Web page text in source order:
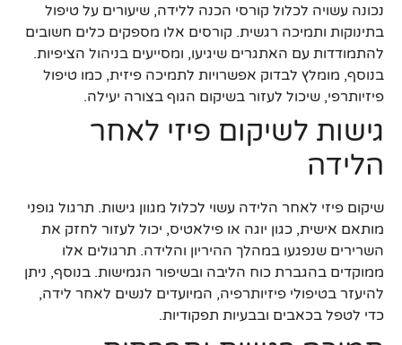
נכונה עשויה לכלול קורסי הכנה ללידה, שיעורים על טיפול
בתינוקות ותמיכה רגשית. קורסים אלו מספקים כלים חשובים
להתמודדות עם האתגרים שיגיעו, ומסייעים בניהול הציפיות.
בנוסף, מומלץ לבדוק אפשרויות לתמיכה פיזית, כמו טיפול
פיזיותרפי, שיכול לעזור בשיקום הגוף בצורה יעילה.
גישות לשיקום פיזי לאחר
הלידה
שיקום פיזי לאחר הלידה עשוי לכלול מגוון גישות. תרגול גופני
מותאם אישית, כגון יוגה או פילאטיס, יכול לעזור לחזק את
השרירים שנפגעו במהלך ההיריון והלידה. תרגולים אלו
ממוקדים בהגברת כוח הליבה ובשיפור הגמישות. בנוסף, ניתן
להיעזר בטיפולי פיזיותרפיה, המיועדים לנשים לאחר לידה,
כדי לטפל בכאבים ובבעיות תפקודיות.